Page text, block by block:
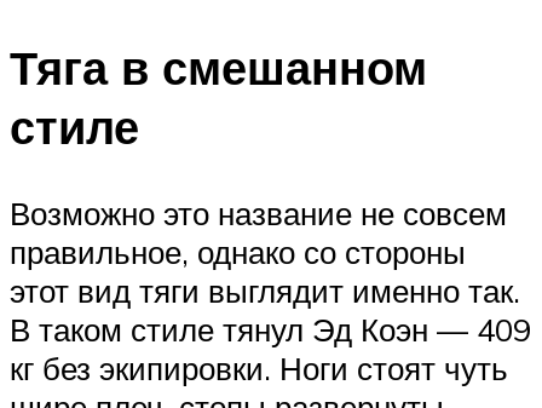
Тяга в смешанном
стиле
Возможно это название не совсем
правильное, однако со стороны
этот вид тяги выглядит именно так.
В таком стиле тянул Эд Коэн — 409
кг без экипировки. Ноги стоят чуть